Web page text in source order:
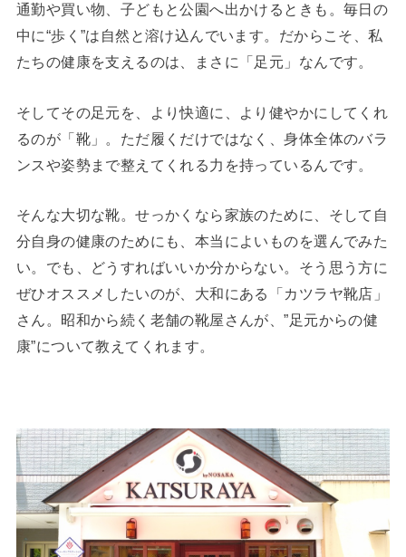
通勤や買い物、子どもと公園へ出かけるときも。毎日の
中に“歩く”は自然と溶け込んでいます。だからこそ、私
たちの健康を支えるのは、まさに「足元」なんです。
そしてその足元を、より快適に、より健やかにしてくれ
るのが「靴」。ただ履くだけではなく、身体全体のバラ
ンスや姿勢まで整えてくれる力を持っているんです。
そんな大切な靴。せっかくなら家族のために、そして自
分自身の健康のためにも、本当によいものを選んでみた
い。でも、どうすればいいか分からない。そう思う方に
ぜひオススメしたいのが、大和にある「カツラヤ靴店」
さん。昭和から続く老舗の靴屋さんが、”足元からの健
康”について教えてくれます。